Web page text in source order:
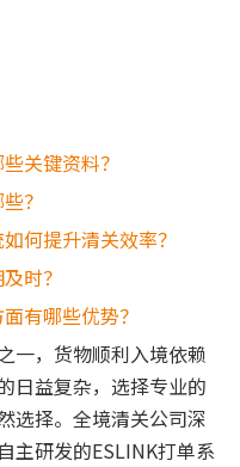
关键资料？
？
何提升清关效率？
时？
有哪些优势？
一，货物顺利入境依赖
日益复杂，选择专业的
选择。全境清关公司深
主研发的ESLINK打单系